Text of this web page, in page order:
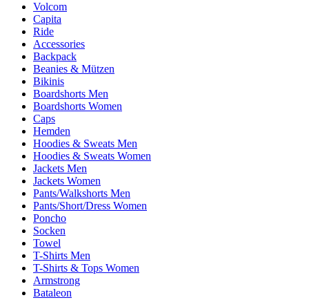
Volcom
Capita
Ride
Accessories
Backpack
Beanies & Mützen
Bikinis
Boardshorts Men
Boardshorts Women
Caps
Hemden
Hoodies & Sweats Men
Hoodies & Sweats Women
Jackets Men
Jackets Women
Pants/Walkshorts Men
Pants/Short/Dress Women
Poncho
Socken
Towel
T-Shirts Men
T-Shirts & Tops Women
Armstrong
Bataleon